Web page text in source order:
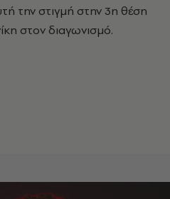
την στιγμή στην 3η θέση
στον διαγωνισμό.